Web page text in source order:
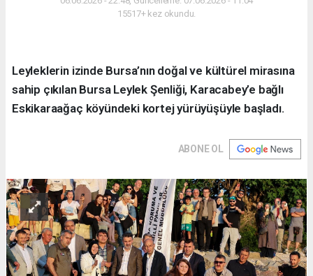
15517+ kez okundu.
Leyleklerin izinde Bursa’nın doğal ve kültürel mirasına
sahip çıkılan Bursa Leylek Şenliği, Karacabey’e bağlı
Eskikaraağaç köyündeki kortej yürüyüşüyle başladı.
ABONE OL